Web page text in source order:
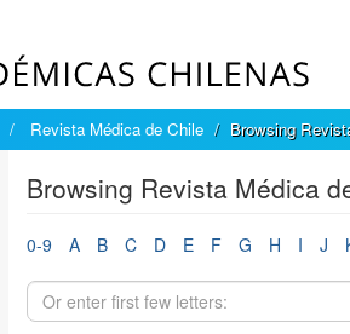
Revista Médica de Chile Browsing
Browsing Revista Médica
0-9 A B C D E F G H I J